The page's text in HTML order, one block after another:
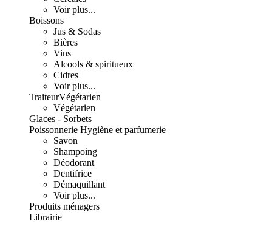
Voir plus...
Boissons
Jus & Sodas
Bières
Vins
Alcools & spiritueux
Cidres
Voir plus...
TraiteurVégétarien
Végétarien
Glaces - Sorbets
Poissonnerie Hygiène et parfumerie
Savon
Shampoing
Déodorant
Dentifrice
Démaquillant
Voir plus...
Produits ménagers
Librairie